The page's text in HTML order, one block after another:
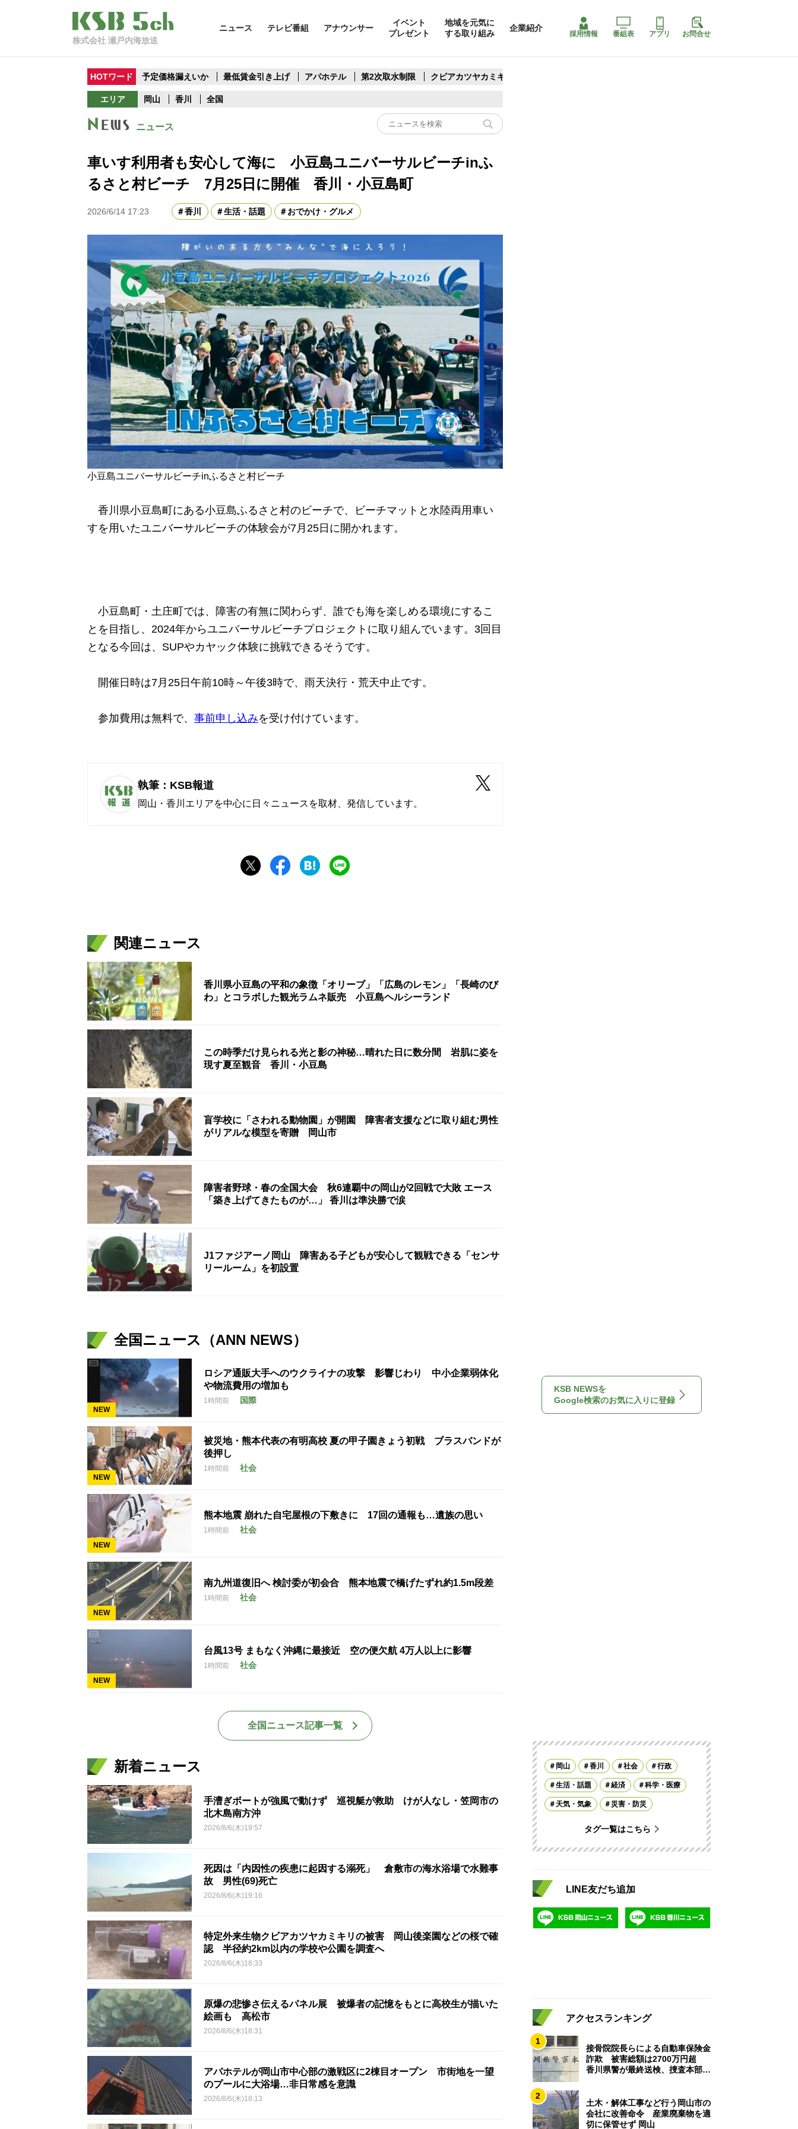
株式会社 瀬戸内海放送
ニュース テレビ番組 アナウンサー
イベント
プレゼント
地域を元気に
する取り組み
企業紹介
採用情報 番組表 アプリ お問合せ
HOTワード 予定価格漏えいか 最低賃金引き上げ アパホテル 第2次取水制限 クビアカツヤカミキリ
エリア 岡山 香川 全国
ニュース
車いす利用者も安心して海に 小豆島ユニバーサルビーチinふ
るさと村ビーチ 7月25日に開催 香川・小豆島町
2026/6/14 17:23 香川 生活・話題 おでかけ・グルメ
小豆島ユニバーサルビーチinふるさと村ビーチ
香川県小豆島町にある小豆島ふるさと村のビーチで、ビーチマットと水陸両用車い
すを用いたユニバーサルビーチの体験会が7月25日に開かれます。
小豆島町・土庄町では、障害の有無に関わらず、誰でも海を楽しめる環境にするこ
とを目指し、2024年からユニバーサルビーチプロジェクトに取り組んでいます。3回目
となる今回は、SUPやカヤック体験に挑戦できるそうです。
開催日時は7月25日午前10時～午後3時で、雨天決行・荒天中止です。
参加費用は無料で、 事前申し込みを受け付けています。
執筆：KSB報道
岡山・香川エリアを中心に日々ニュースを取材、発信しています。
関連ニュース
香川県小豆島の平和の象徴「オリーブ」「広島のレモン」「長崎のび
わ」とコラボした観光ラムネ販売 小豆島ヘルシーランド
この時季だけ見られる光と影の神秘…晴れた日に数分間 岩肌に姿を
現す夏至観音 香川・小豆島
盲学校に「さわれる動物園」が開園 障害者支援などに取り組む男性
がリアルな模型を寄贈 岡山市
障害者野球・春の全国大会 秋6連覇中の岡山が2回戦で大敗 エース
「築き上げてきたものが…」 香川は準決勝で涙
J1ファジアーノ岡山 障害ある子どもが安心して観戦できる「センサ
リールーム」を初設置
全国ニュース（ANN NEWS）
NEW
ロシア通販大手へのウクライナの攻撃 影響じわり 中小企業弱体化
や物流費用の増加も
1時間前 国際
NEW
被災地・熊本代表の有明高校 夏の甲子園きょう初戦 ブラスバンドが
後押し
1時間前 社会
NEW
熊本地震 崩れた自宅屋根の下敷きに 17回の通報も…遺族の思い
1時間前 社会
NEW
南九州道復旧へ 検討委が初会合 熊本地震で橋げたずれ約1.5m段差
1時間前 社会
NEW
台風13号 まもなく沖縄に最接近 空の便欠航 4万人以上に影響
1時間前 社会
全国ニュース記事一覧
新着ニュース
手漕ぎボートが強風で動けず 巡視艇が救助 けが人なし・笠岡市の
北木島南方沖
2026/8/6(木)19:57
死因は「内因性の疾患に起因する溺死」 倉敷市の海水浴場で水難事
故 男性(69)死亡
2026/8/6(木)19:16
特定外来生物クビアカツヤカミキリの被害 岡山後楽園などの桜で確
認 半径約2km以内の学校や公園を調査へ
2026/8/6(木)18:33
原爆の悲惨さ伝えるパネル展 被爆者の記憶をもとに高校生が描いた
絵画も 高松市
2026/8/6(木)18:31
アパホテルが岡山市中心部の激戦区に2棟目オープン 市街地を一望
のプールに大浴場…非日常感を意識
2026/8/6(木)18:13
KSB NEWSを
Google検索のお気に入りに登録
岡山 香川 社会 行政
生活・話題 経済 科学・医療
天気・気象 災害・防災
タグ一覧はこちら
LINE友だち追加
アクセスランキング
1
接骨院院長らによる自動車保険金
詐欺 被害総額は2700万円超
香川県警が最終送検、捜査本部解
2
土木・解体工事など行う岡山市の
会社に改善命令 産業廃棄物を適
切に保管せず 岡山